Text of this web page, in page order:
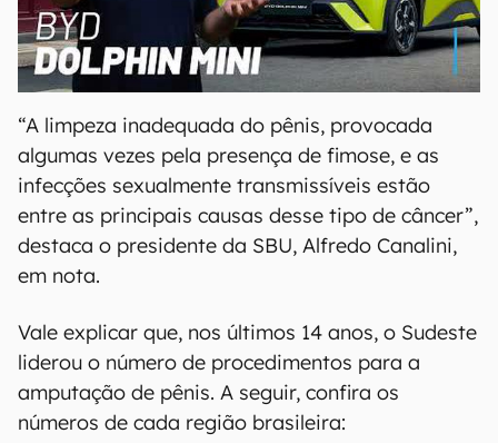
00:00/04:07
“A limpeza inadequada do pênis, provocada
algumas vezes pela presença de fimose, e as
infecções sexualmente transmissíveis estão
entre as principais causas desse tipo de câncer”,
destaca o presidente da SBU, Alfredo Canalini,
em nota.
Vale explicar que, nos últimos 14 anos, o Sudeste
liderou o número de procedimentos para a
amputação de pênis. A seguir, confira os
números de cada região brasileira: